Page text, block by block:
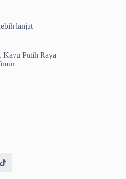
lanjut
Kayu Putih Raya